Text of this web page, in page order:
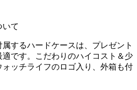
いて
するハードケースは、プレゼント
です。こだわりのハイコスト＆少
ォッチライフのロゴ入り、外箱も付